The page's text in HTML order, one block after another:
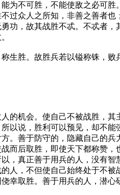
不可胜，不能使敌之必可胜
众人之所知，非善之善者
，故其战胜不忒。不忒者
。
生胜。故胜兵若以镒称铢，
机会。使自己不被战胜，其
以说，胜利可以预见，却不
善于防守的，隐藏自己的
而后取胜，即使天下都称赞
，真正善于用兵的人，没有
人，不但使自己始终处于不
取胜。善于用兵的人，潜